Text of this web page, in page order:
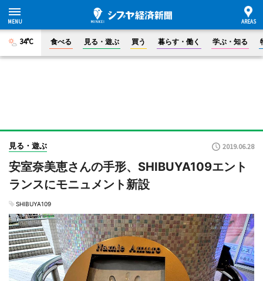
34°C 食べる 見る・遊ぶ 買う 暮らす・働く 学ぶ・知る
見る・遊ぶ 2019.06.28
安室奈美恵さんの手形、SHIBUYA109エント
ランスにモニュメント新設
SHIBUYA109